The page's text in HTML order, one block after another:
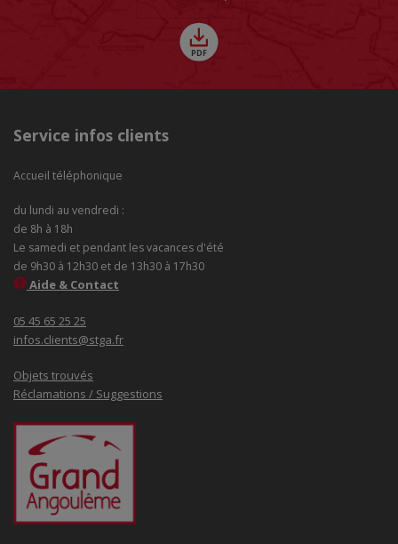
Service infos clients
Accueil téléphonique
du lundi au vendredi :
de 8h à 18h
Le samedi et pendant les vacances d'été
de 9h30 à 12h30 et de 13h30 à 17h30
Aide & Contact
05 45 65 25 25
infos.clients@stga.fr
Objets trouvés
Réclamations / Suggestions